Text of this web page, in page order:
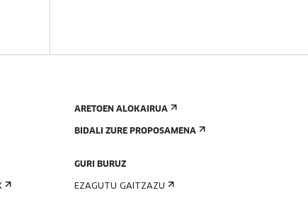
ARETOEN ALOKAIRUA
BIDALI ZURE PROPOSAMENA
GURI BURUZ
EZAGUTU GAITZAZU